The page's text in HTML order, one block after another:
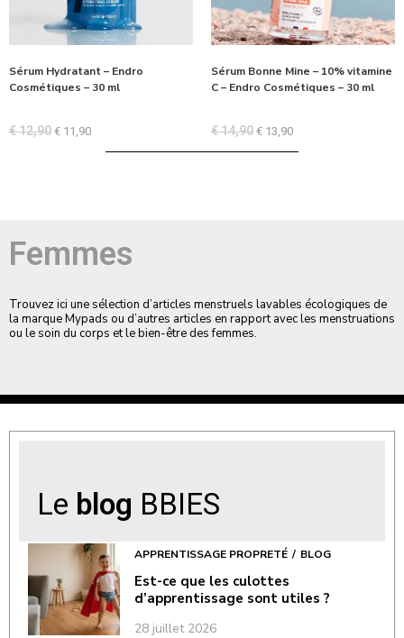
Sérum Hydratant – Endro
Cosmétiques – 30 ml
€12,90 € 11,90
Sérum Bonne Mine – 10% vitamine
C – Endro Cosmétiques – 30 ml
€14,90 € 13,90
Femmes
Trouvez ici une sélection d’articles menstruels lavables écologiques de
la marque Mypads ou d’autres articles en rapport avec les menstruations
ou le soin du corps et le bien-être des femmes.
Le blog BBIES
APPRENTISSAGE PROPRETÉ BLOG
Est-ce que les culottes
d’apprentissage sont utiles ?
28 juillet 2026